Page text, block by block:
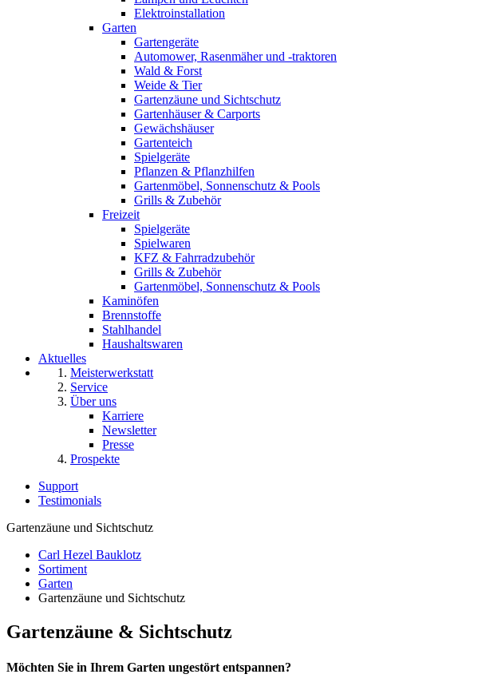
Elektroinstallation
Garten
Gartengeräte
Automower, Rasenmäher und -traktoren
Wald & Forst
Weide & Tier
Gartenzäune und Sichtschutz
Gartenhäuser & Carports
Gewächshäuser
Gartenteich
Spielgeräte
Pflanzen & Pflanzhilfen
Gartenmöbel, Sonnenschutz & Pools
Grills & Zubehör
Freizeit
Spielgeräte
Spielwaren
KFZ & Fahrradzubehör
Grills & Zubehör
Gartenmöbel, Sonnenschutz & Pools
Kaminöfen
Brennstoffe
Stahlhandel
Haushaltswaren
Aktuelles
Meisterwerkstatt
Service
Über uns
Karriere
Newsletter
Presse
Prospekte
Support
Testimonials
Gartenzäune und Sichtschutz
Carl Hezel Bauklotz
Sortiment
Garten
Gartenzäune und Sichtschutz
Gartenzäune & Sichtschutz
Möchten Sie in Ihrem Garten ungestört entspannen?